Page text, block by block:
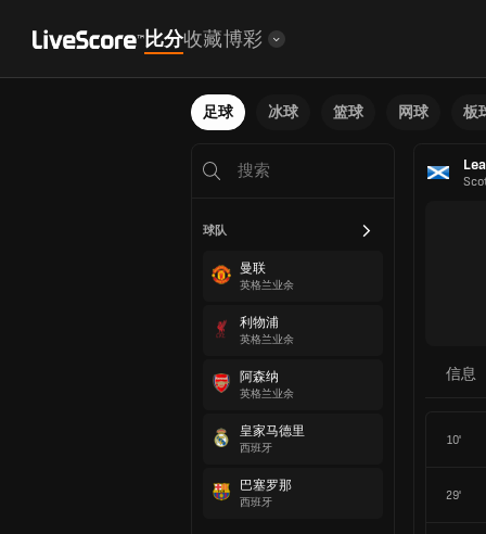
比分收藏博彩
足球 冰球 篮球 网球 板
球队
曼联
英格兰业余
利物浦
英格兰业余
阿森纳
英格兰业余
皇家马德里
西班牙
巴塞罗那
西班牙
信息
10'
29'